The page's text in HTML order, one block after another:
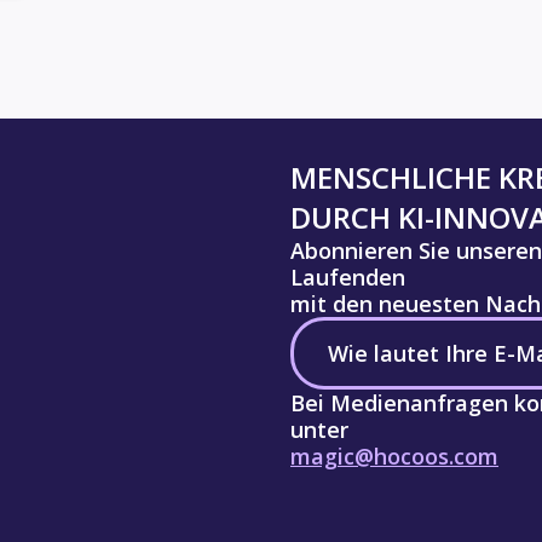
MENSCHLICHE
DURCH KI-
Abonnieren Sie
Laufenden
mit den neuesten
Bei Medienanfragen
unter
magic@hocoos.com